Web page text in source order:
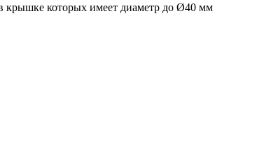
крышке которых имеет диаметр до Ø40 мм